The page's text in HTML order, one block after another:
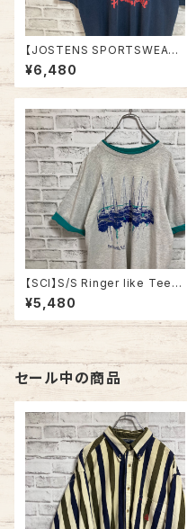
【JOSTENS SPORTSWEAR】
S/S Tee L 90s Made in US
A “Ft.Campbell” vintage AR
MY Tee USA製 米陸軍 アーミ
ィンテージ シングルステッチ ア
メリカ USA 古着
¥6,480
【SCI】S/S Ringer like Tee X
L 90s Made in USA vintage
リンガーライク レイヤード Tシ
ャツ アート リゾート地 ヨット ス
リカ USA レトロ 古着
¥5,480
セール中の商品